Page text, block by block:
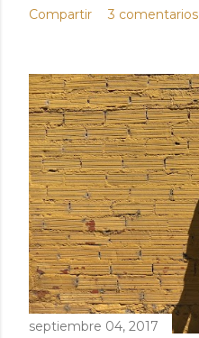
Compartir 3 comentarios
septiembre 04, 2017